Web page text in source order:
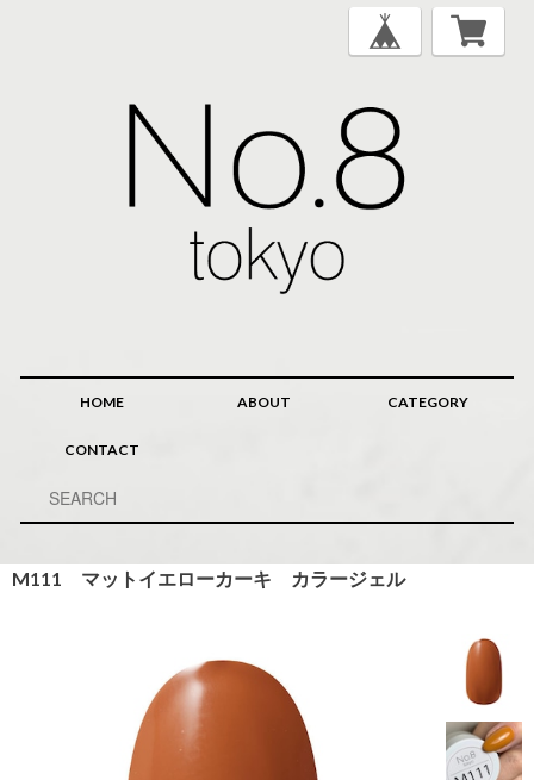
HOME ABOUT CATEGORY
CONTACT
M111 マットイエローカーキ カラージェル